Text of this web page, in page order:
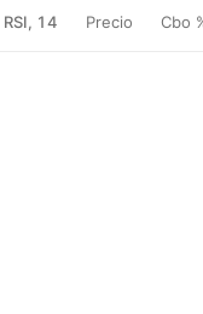
RSI, 14 Precio Cbo